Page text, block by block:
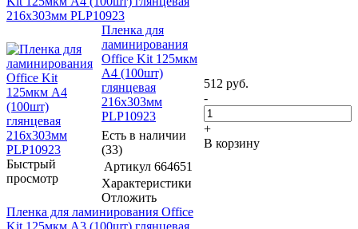
216x303мм PLP10923
Быстрый
просмотр
Пленка для
ламинирования
Office Kit 125мкм
A4 (100шт)
глянцевая
216x303мм
PLP10923
Есть в наличии
(33)
Артикул 664651
Характеристики
Отложить
512 руб.
-
+
В корзину
Пленка для ламинирования Office
Kit 125мкм A3 (100шт) глянцевая